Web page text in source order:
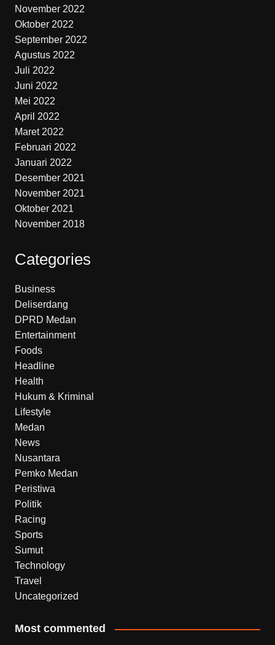
November 2022
Oktober 2022
September 2022
Agustus 2022
Juli 2022
Juni 2022
Mei 2022
April 2022
Maret 2022
Februari 2022
Januari 2022
Desember 2021
November 2021
Oktober 2021
November 2018
Categories
Business
Deliserdang
DPRD Medan
Entertainment
Foods
Headline
Health
Hukum & Kriminal
Lifestyle
Medan
News
Nusantara
Pemko Medan
Peristiwa
Politik
Racing
Sports
Sumut
Technology
Travel
Uncategorized
Most commented